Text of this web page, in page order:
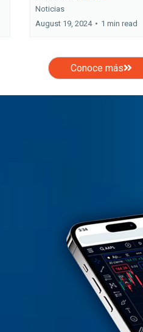
Noticias
August 19, 2024 • 1 min read
Conoce más